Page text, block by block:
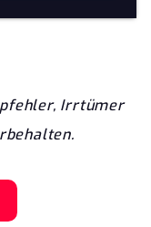
Irrtümer